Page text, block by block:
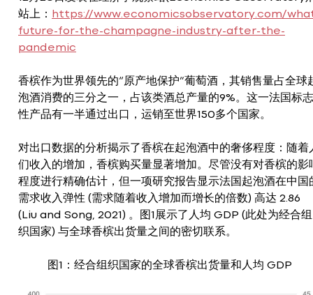
站上：
https://www.economicsobservatory.com/
future-for-the-champagne-industry-after-the-
pandemic
香槟作为世界领先的“原产地保护”葡萄酒，其销售量占全球
泡酒消费的三分之一，占该类酒总产量的9%。这一法国标志
性产品有一半通过出口，运销至世界150多个国家。
对出口数据的分析揭示了香槟在起泡酒中的奢侈程度：随着
们收入的增加，香槟购买量显著增加。尽管没有对香槟的影
程度进行精确估计，但一项研究报告显示法国起泡酒在中国
需求收入弹性 (需求随着收入增加而增长的倍数) 高达 2.86
(Liu and Song, 2021) 。图1展示了人均 GDP (此处为经合组
织国家) 与全球香槟出货量之间的密切联系。
图1：经合组织国家的全球香槟出货量和人均 GDP